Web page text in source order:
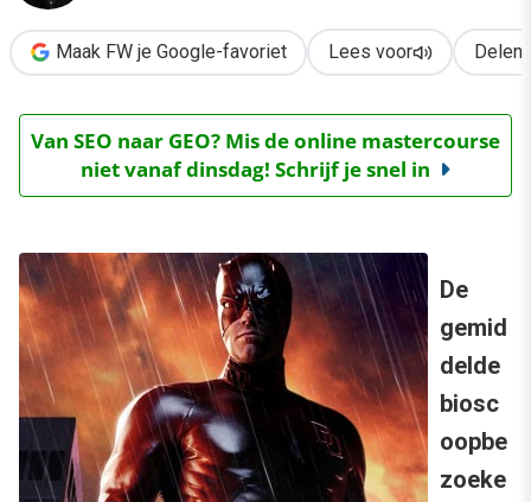
Maak FW je Google-favoriet Lees voor Delen
Van SEO naar GEO? Mis de online mastercourse
niet vanaf dinsdag! Schrijf je snel in
De
gemid
delde
biosc
oopbe
zoeke